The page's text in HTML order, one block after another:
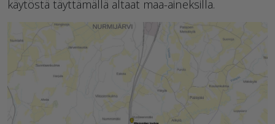
käytöstä täyttämällä altaat maa-aineksilla.